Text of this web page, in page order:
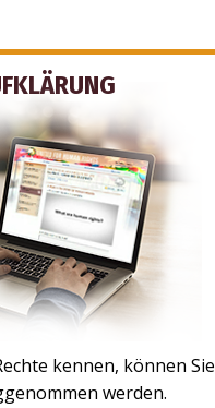
kennen, können Sie
werden.